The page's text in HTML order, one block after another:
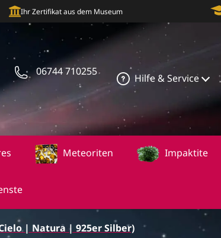
Ihr Zertifikat aus dem Museum
06744 710255
Hilfe & Service
Meteoriten Impaktite
| Natura | 925er Silber)